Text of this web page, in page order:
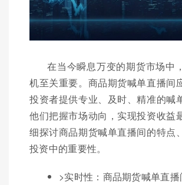
在当今瞬息万变的期货市场中
机至关重要。商品期货喊单直播间
投资者提供专业、及时、精准的喊
他们把握市场动向，实现投资收益
细探讨商品期货喊单直播间的特点
投资中的重要性。
>实时性：商品期货喊单直